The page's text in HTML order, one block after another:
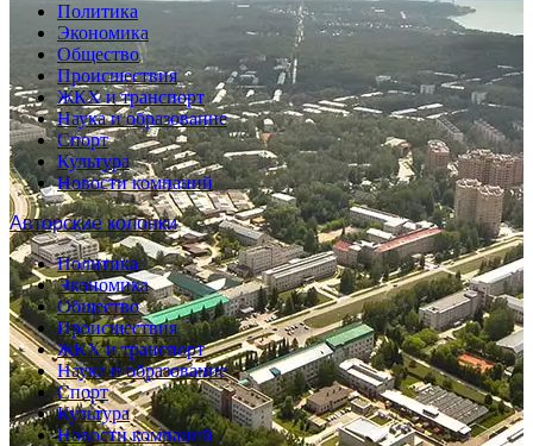
Политика
Экономика
Общество
Происшествия
ЖКХ и транспорт
Наука и образование
Спорт
Культура
Новости компаний
Авторские колонки
Политика
Экономика
Общество
Происшествия
ЖКХ и транспорт
Наука и образование
Спорт
Культура
Новости компаний